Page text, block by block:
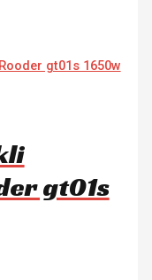
gt01s